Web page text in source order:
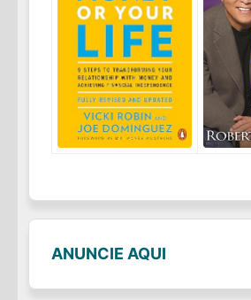
ANUNCIE AQUI